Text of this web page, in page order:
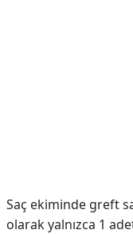
Saç ekiminde greft
olarak yalnızca 1